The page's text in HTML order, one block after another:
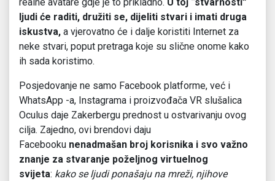
realne avatare gdje je to prikladno. U toj “stvarnosti”
ljudi će raditi, družiti se, dijeliti stvari i imati druga
iskustva, a vjerovatno će i dalje koristiti Internet za
neke stvari, poput pretraga koje su slične onome kako
ih sada koristimo.
Posjedovanje ne samo Facebook platforme, već i
WhatsApp -a, Instagrama i proizvođača VR slušalica
Oculus daje Zakerbergu prednost u ostvarivanju ovog
cilja. Zajedno, ovi brendovi daju
Facebooku nenadmašan broj korisnika i svo važno
znanje za stvaranje poželjnog virtuelnog
svijeta: kako se ljudi ponašaju na mreži, njihove